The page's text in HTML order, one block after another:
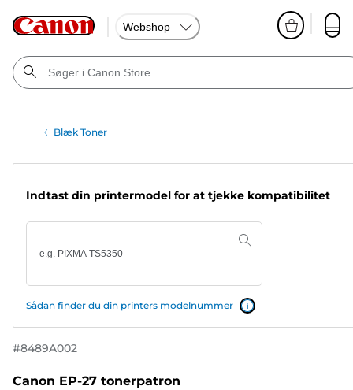
Webshop
Blæk Toner
Indtast din printermodel for at tjekke kompatibilitet
Sådan finder du din printers modelnummer
#8489A002
Canon EP-27 tonerpatron